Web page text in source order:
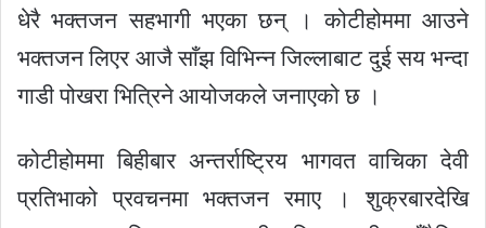
धेरै भक्तजन सहभागी भएका छन् । कोटीहोममा आउने
भक्तजन लिएर आजै साँझ विभिन्न जिल्लाबाट दुई सय भन्दा
गाडी पोखरा भित्रिने आयोजकले जनाएको छ ।
कोटीहोममा बिहीबार अन्तर्राष्ट्रिय भागवत वाचिका देवी
प्रतिभाको प्रवचनमा भक्तजन रमाए । शुक्रबारदेखि